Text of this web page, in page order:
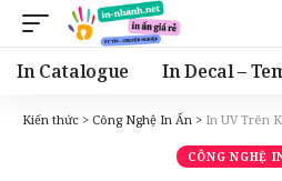
In Catalogue In Decal –
Kiến thức > Công Nghệ In Ấn > In UV Trên Kính:
CÔNG NGHỆ